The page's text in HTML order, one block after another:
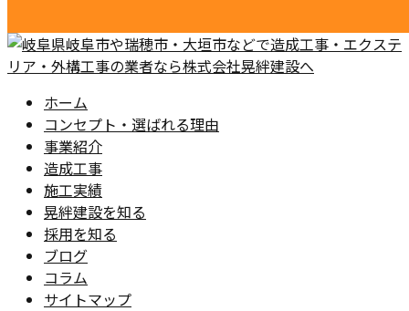
ホーム
コンセプト・選ばれる理由
事業紹介
造成工事
施工実績
晃絆建設を知る
採用を知る
ブログ
コラム
サイトマップ